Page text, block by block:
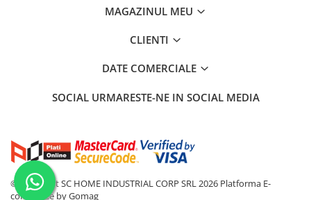
MAGAZINUL MEU
CLIENTI
DATE COMERCIALE
SOCIAL URMARESTE-NE IN SOCIAL MEDIA
©Copyright SC HOME INDUSTRIAL CORP SRL 2026 Platforma E-
commerce by Gomag